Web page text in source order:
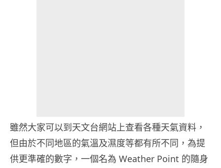
雖然大家可以到天文台網站上查看各種天氣資料，
但由於不同地區的氣溫及濕度等都有所不同，為提
供更準確的數字，一個名為 Weather Point 的隨身